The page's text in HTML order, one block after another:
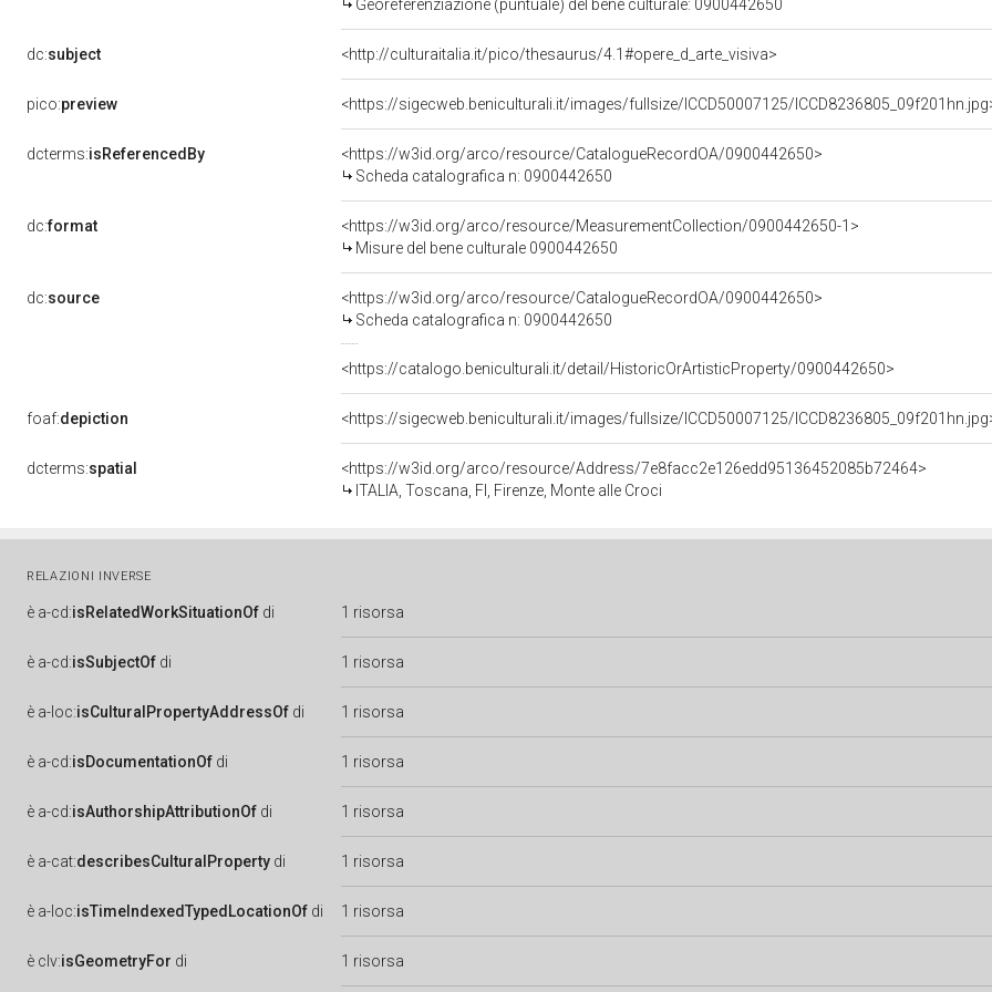
Georeferenziazione (puntuale) del bene culturale: 0900442650
dc:subject <http://culturaitalia.it/pico/thesaurus/4.1#opere_d_arte_visiva>
pico:preview <https://sigecweb.beniculturali.it/images/fullsize/ICCD50007125/
dcterms:isReferencedBy
<https://w3id.org/arco/resource/CatalogueRecordOA/0900442650>
Scheda catalografica n: 0900442650
dc:format
<https://w3id.org/arco/resource/MeasurementCollection/0900442650-1>
Misure del bene culturale 0900442650
dc:source
<https://w3id.org/arco/resource/CatalogueRecordOA/0900442650>
Scheda catalografica n: 0900442650
<https://catalogo.beniculturali.it/detail/HistoricOrArtisticProperty/0900442650>
foaf:depiction <https://sigecweb.beniculturali.it/images/fullsize/ICCD50007125/
dcterms:spatial
<https://w3id.org/arco/resource/Address/7e8facc2e126edd95136452085b72464>
ITALIA, Toscana, FI, Firenze, Monte alle Croci
RELAZIONI INVERSE
è a-cd:isRelatedWorkSituationOf di 1 risorsa
è a-cd:isSubjectOf di 1 risorsa
è a-loc:isCulturalPropertyAddressOf di 1 risorsa
è a-cd:isDocumentationOf di 1 risorsa
è a-cd:isAuthorshipAttributionOf di 1 risorsa
è a-cat:describesCulturalProperty di 1 risorsa
è a-loc:isTimeIndexedTypedLocationOf di 1 risorsa
è clv:isGeometryFor di 1 risorsa